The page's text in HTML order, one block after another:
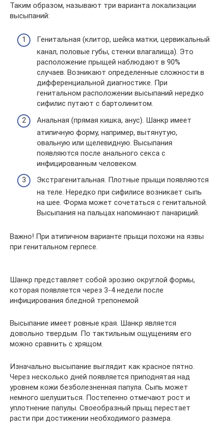
Таким образом, называют три варианта локализации
высыпаний:
Генитальная (клитор, шейка матки, цервикальный
канал, половые губы, стенки влагалища). Это
расположение прыщей наблюдают в 90%
случаев. Возникают определенные сложности в
дифференциальной диагностике. При
генитальном расположении высыпаний нередко
сифилис путают с бартолинитом.
Анальная (прямая кишка, анус). Шанкр имеет
атипичную форму, например, вытянутую,
овальную или щелевидную. Высыпания
появляются после анального секса с
инфицированным человеком.
Экстрагенитальная. Плотные прыщи появляются
на теле. Нередко при сифилисе возникает сыпь
на шее. Форма может сочетаться с генитальной.
Высыпания на пальцах напоминают панариций.
Важно! При атипичном варианте прыщи похожи на язвы
при генитальном герпесе.
Шанкр представляет собой эрозию округлой формы,
которая появляется через 3-4 недели после
инфицирования бледной трепонемой
Высыпание имеет ровные края. Шанкр является
довольно твердым. По тактильным ощущениям его
можно сравнить с хрящом.
Изначально высыпание выглядит как красное пятно.
Через несколько дней появляется приподнятая над
уровнем кожи безболезненная папула. Сыпь может
немного шелушиться. Постепенно отмечают рост и
уплотнение папулы. Своеобразный прыщ перестает
расти при достижении необходимого размера.